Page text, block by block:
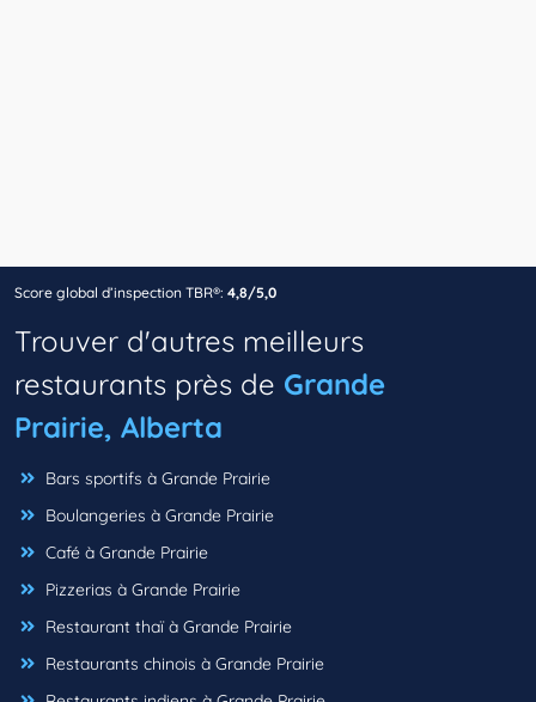
Score global d’inspection TBR®: 4,8/5,0
Trouver d'autres meilleurs
restaurants près de Grande
Prairie, Alberta
Bars sportifs à Grande Prairie
Boulangeries à Grande Prairie
Café à Grande Prairie
Pizzerias à Grande Prairie
Restaurant thaï à Grande Prairie
Restaurants chinois à Grande Prairie